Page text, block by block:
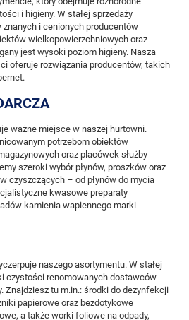
i higieny. W stałej sprzedaży
i cenionych producentów
wielkopowierzchniowych oraz
jest wysoki poziom higieny. Nasza
oferuje rozwiązania producentów, takich
.
ważne miejsce w naszej hurtowni.
potrzebom obiektów
oraz placówek służby
szeroki wybór płynów, proszków oraz
czyszczących – od płynów do mycia
kwasowe preparaty
kamienia wapiennego marki
naszego asortymentu. W stałej
czystości renomowanych dostawców
Znajdziesz tu m.in.: środki do dezynfekcji
papieroweoraz bezdotykowe
, a także worki foliowe na odpady,